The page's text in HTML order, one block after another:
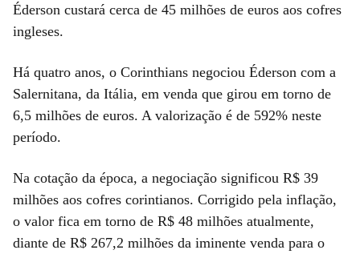
Éderson custará cerca de 45 milhões de euros aos cofres
ingleses.
Há quatro anos, o Corinthians negociou Éderson com a
Salernitana, da Itália, em venda que girou em torno de
6,5 milhões de euros. A valorização é de 592% neste
período.
Na cotação da época, a negociação significou R$ 39
milhões aos cofres corintianos. Corrigido pela inflação,
o valor fica em torno de R$ 48 milhões atualmente,
diante de R$ 267,2 milhões da iminente venda para o